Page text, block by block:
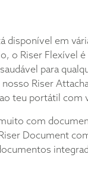
disponível em
o Riser Flexível
para
Riser
teu portátil com
com
Document